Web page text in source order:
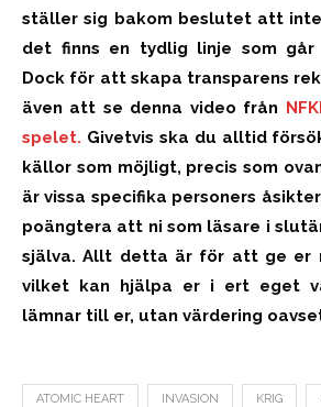
ställer sig bakom beslutet att
det finns en tydlig linje som går
Dock för att skapa transparens
även att se denna video från
spelet. Givetvis ska du alltid
källor som möjligt, precis som
är vissa specifika personers
poängtera att ni som läsare i
själva. Allt detta är för att ge er
vilket kan hjälpa er i ert eget
lämnar till er, utan värdering
ATOMIC HEART INVASION KRIG